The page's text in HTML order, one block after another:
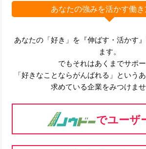
あなたの強みを活かす働き
あなたの「好き」を『伸ばす・活かす
ます。
でもそれはあくまでサポー
「好きなことならがんばれる」という
求めている企業をみつけませ
でユーザ